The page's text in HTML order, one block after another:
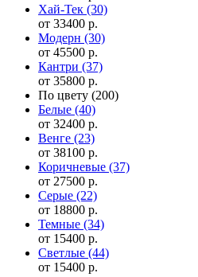
Хай-Тек (30)
от 33400 р.
Модерн (30)
от 45500 р.
Кантри (37)
от 35800 р.
По цвету (200)
Белые (40)
от 32400 р.
Венге (23)
от 38100 р.
Коричневые (37)
от 27500 р.
Серые (22)
от 18800 р.
Темные (34)
от 15400 р.
Светлые (44)
от 15400 р.